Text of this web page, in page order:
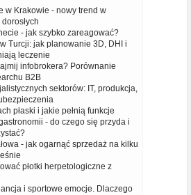
w Krakowie - nowy trend w
- jak szybko zareagować?
Turcji: jak planowanie 3D, DHI i
leczenie
infobrokera? Porównanie
B2B
sektorów: IT, produkcja,
płaski i jakie pełnią funkcje
- do czego się przyda i
- jak ogarnąć sprzedaż na kilku
płotki herpetologiczne z
i sportowe emocje. Dlaczego